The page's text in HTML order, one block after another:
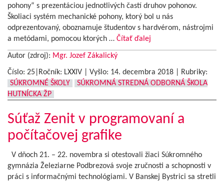
pohony“ s prezentáciou jednotlivých častí druhov pohonov.
Školiaci systém mechanické pohony, ktorý bol u nás
odprezentovaný, oboznamuje študentov s hardvérom, nástrojmi
a metódami, pomocou ktorých … Čítať ďalej
Autor (zdroj): Mgr. Jozef Zákalický
Číslo: 25|Ročník: LXXIV | Vyšlo: 14. decembra 2018
Rubriky:
SÚKROMNÉ ŠKOLY
SÚKROMNÁ STREDNÁ ODBORNÁ ŠKOLA
HUTNÍCKA ŽP
Súťaž Zenit v programovaní a
počítačovej grafike
V dňoch 21. – 22. novembra si otestovali žiaci Súkromného
gymnázia Železiarne Podbrezová svoje zručnosti a schopnosti v
práci s informačnými technológiami. V Banskej Bystrici sa stretli